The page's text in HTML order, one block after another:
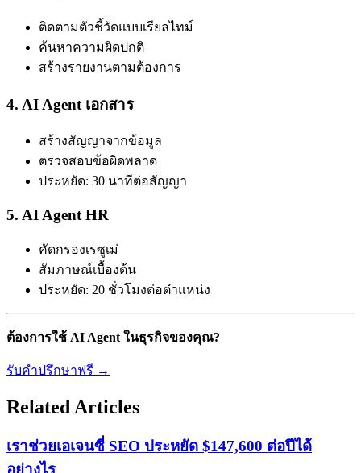
ติดตามตัวชี้วัดแบบเรียลไทม์
ค้นหาความผิดปกติ
สร้างรายงานตามต้องการ
4. AI Agent เอกสาร
สร้างสัญญาจากข้อมูล
ตรวจสอบข้อผิดพลาด
ประหยัด: 30 นาทีต่อสัญญา
5. AI Agent HR
คัดกรองเรซูเม่
สัมภาษณ์เบื้องต้น
ประหยัด: 20 ชั่วโมงต่อตำแหน่ง
ต้องการใช้ AI Agent ในธุรกิจของคุณ?
รับคำปรึกษาฟรี →
Related Articles
เราช่วยเอเจนซี่ SEO ประหยัด $147,600 ต่อปีได้
อย่างไร